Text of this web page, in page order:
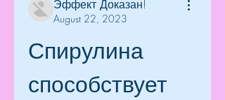
Эффект Доказан!
August 22, 2023
Спирулина
способствует